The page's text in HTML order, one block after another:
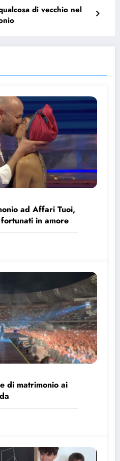
di vecchio nel
ad Affari Tuoi,
in amore
di matrimonio ai